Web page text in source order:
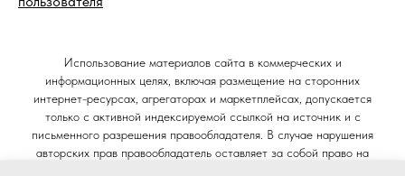
Использование материалов сайта в коммерческих и
информационных целях, включая размещение на сторонних
интернет-ресурсах, агрегаторах и маркетплейсах, допускается
только с активной индексируемой ссылкой на источник и с
письменного разрешения правообладателя. В случае нарушения
авторских прав правообладатель оставляет за собой право на